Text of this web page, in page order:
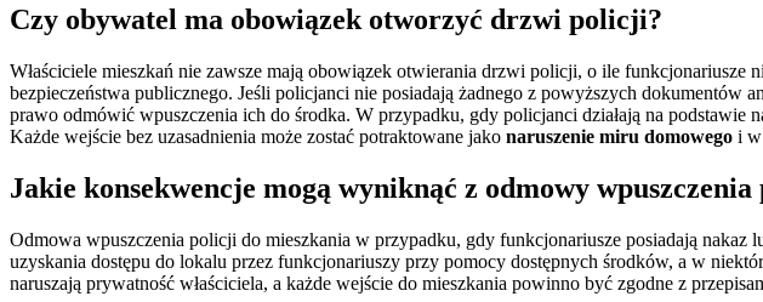
Czy obywatel ma obowiązek otworzyć drzwi policji?
Właściciele mieszkań nie zawsze mają obowiązek otwierania drzwi policji, o ile
bezpieczeństwa publicznego. Jeśli policjanci nie posiadają żadnego z powyższych dokumentów
prawo odmówić wpuszczenia ich do środka. W przypadku, gdy policjanci działają na
Każde wejście bez uzasadnienia może zostać potraktowane jako naruszenie miru domowego i w
Jakie konsekwencje mogą wyniknąć z odmowy
Odmowa wpuszczenia policji do mieszkania w przypadku, gdy funkcjonariusze posiadają
uzyskania dostępu do lokalu przez funkcjonariuszy przy pomocy dostępnych środków, a w
naruszają prywatność właściciela, a każde wejście do mieszkania powinno być zgodne z